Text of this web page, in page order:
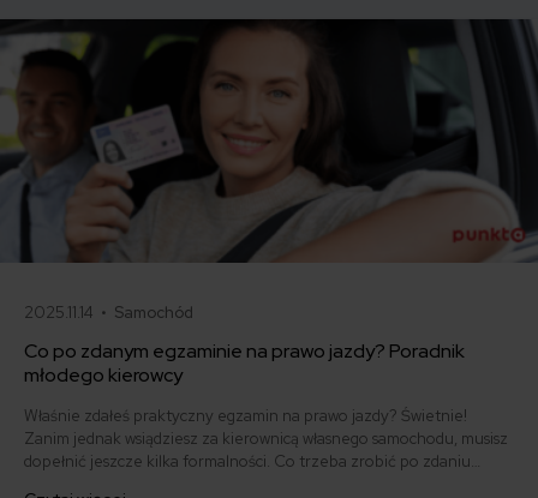
2025.11.14 • Samochód
Co po zdanym egzaminie na prawo jazdy? Poradnik
młodego kierowcy
Właśnie zdałeś praktyczny egzamin na prawo jazdy? Świetnie!
Zanim jednak wsiądziesz za kierownicą własnego samochodu, musisz
dopełnić jeszcze kilka formalności. Co trzeba zrobić po zdaniu